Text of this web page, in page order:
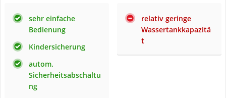
sehr einfache
Bedienung
Kindersicherung
autom.
Sicherheitsabschaltu
ng
relativ geringe
Wassertankkapazitä
t